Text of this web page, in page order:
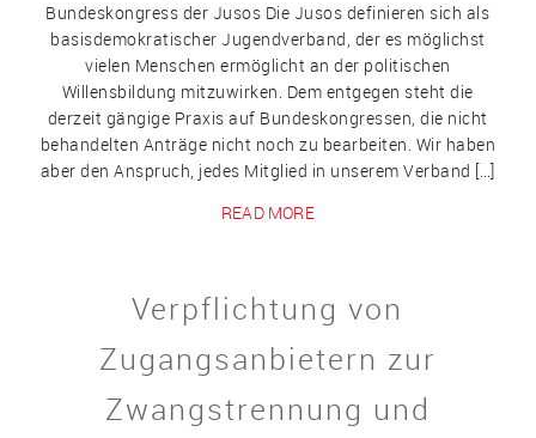
Bundeskongress der Jusos Die Jusos definieren sich als
basisdemokratischer Jugendverband, der es möglichst
vielen Menschen ermöglicht an der politischen
Willensbildung mitzuwirken. Dem entgegen steht die
derzeit gängige Praxis auf Bundeskongressen, die nicht
behandelten Anträge nicht noch zu bearbeiten. Wir haben
aber den Anspruch, jedes Mitglied in unserem Verband […]
READ MORE
Verpflichtung von
Zugangsanbietern zur
Zwangstrennung und